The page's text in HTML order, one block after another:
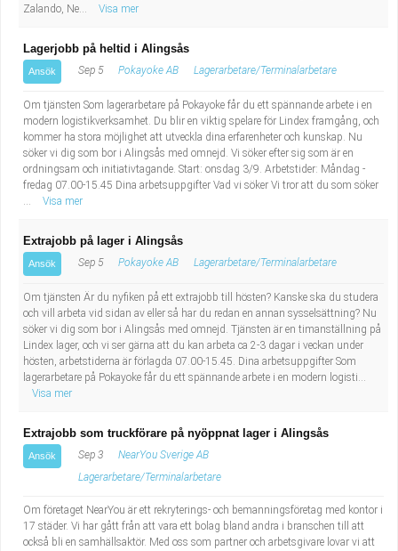
Zalando, Ne...
Visa mer
Lagerjobb på heltid i Alingsås
Ansök Sep 5 Pokayoke AB Lagerarbetare/Terminalarbetare
Om tjänsten Som lagerarbetare på Pokayoke får du ett spännande arbete i en
modern logistikverksamhet. Du blir en viktig spelare för Lindex framgång, och
kommer ha stora möjlighet att utveckla dina erfarenheter och kunskap. Nu
söker vi dig som bor i Alingsås med omnejd. Vi söker efter sig som är en
ordningsam och initiativtagande. Start: onsdag 3/9. Arbetstider: Måndag -
fredag 07.00-15.45 Dina arbetsuppgifter Vad vi söker Vi tror att du som söker
...
Visa mer
Extrajobb på lager i Alingsås
Ansök Sep 5 Pokayoke AB Lagerarbetare/Terminalarbetare
Om tjänsten Är du nyfiken på ett extrajobb till hösten? Kanske ska du studera
och vill arbeta vid sidan av eller så har du redan en annan sysselsättning? Nu
söker vi dig som bor i Alingsås med omnejd. Tjänsten är en timanställning på
Lindex lager, och vi ser gärna att du kan arbeta ca 2-3 dagar i veckan under
hösten, arbetstiderna är förlagda 07.00-15.45. Dina arbetsuppgifter Som
lagerarbetare på Pokayoke får du ett spännande arbete i en modern logisti...
Visa mer
Extrajobb som truckförare på nyöppnat lager i Alingsås
Ansök Sep 3
NearYou Sverige AB
Lagerarbetare/Terminalarbetare
Om företaget NearYou är ett rekryterings- och bemanningsföretag med kontor i
17 städer. Vi har gått från att vara ett bolag bland andra i branschen till att
också bli en samhällsaktör. Med oss som partner och arbetsgivare lovar vi att